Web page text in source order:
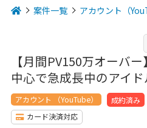
案件一覧 アカウント（
【月間PV150万オーバ
中心で急成長中のアイ
アカウント （YouTube） 成約済み
カード決済対応